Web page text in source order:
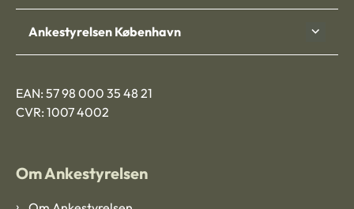
Ankestyrelsen København
EAN: 57 98 000 35 48 21
CVR: 1007 4002
Om Ankestyrelsen